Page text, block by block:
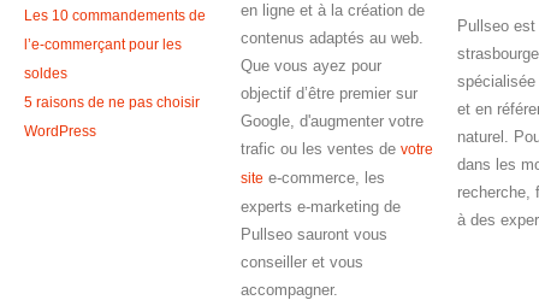
Les 10 commandements de
l’e-commerçant pour les
soldes
5 raisons de ne pas choisir
WordPress
en ligne et à la création de
contenus adaptés au web.
Que vous ayez pour
objectif d’être premier sur
Google, d'augmenter votre
trafic ou les ventes de votre
site e-commerce, les
experts e-marketing de
Pullseo sauront vous
conseiller et vous
accompagner.
Pullseo
et en
naturel.
dans les
recherche,
à des